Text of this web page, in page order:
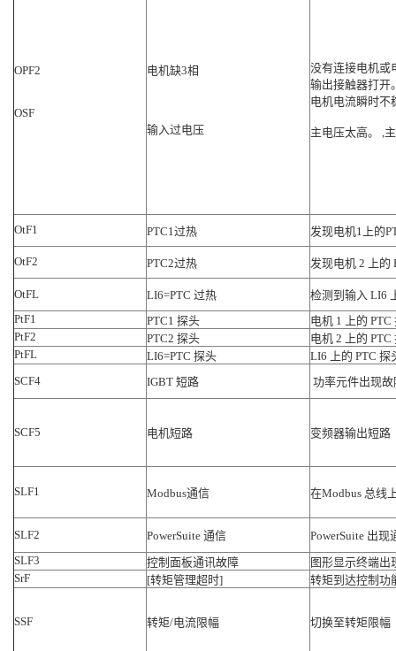
OPF2
OSF
电机缺3相
输入过电压
没有连接电机或
输出接触器打开
电机电流瞬时不
主电压太高。 ,
OtF1 PTC1过热 发现电机1上的
OtF2 PTC2过热 发现电机 2 上的
OtFL LI6=PTC 过热
检测到输入 LI6
PtF1
PTC1 探头
电机 1 上的
PtF2
PTC2 探头
电机 2 上的
PtFL
LI6=PTC 探头
LI6 上的 PTC 探
SCF4
IGBT 短路 功率元件出现故
SCF5 电机短路 变频器输出短路
SLF1 Modbus通信 在Modbus 总线
SLF2 PowerSuite 通信
PowerSuite 出现
SLF3
控制面板通讯故障
图形显示终端出
SrF
[转矩管理超时] 转矩到达控制功
SSF 转矩/电流限幅 切换至转矩限幅